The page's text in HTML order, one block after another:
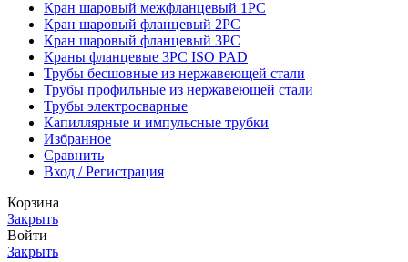
Кран шаровый межфланцевый 1PC
Кран шаровый фланцевый 2PC
Кран шаровый фланцевый 3PC
Краны фланцевые 3PC ISO PAD
Трубы бесшовные из нержавеющей стали
Трубы профильные из нержавеющей стали
Трубы электросварные
Капиллярные и импульсные трубки
Избранное
Сравнить
Вход / Регистрация
Корзина
Закрыть
Войти
Закрыть